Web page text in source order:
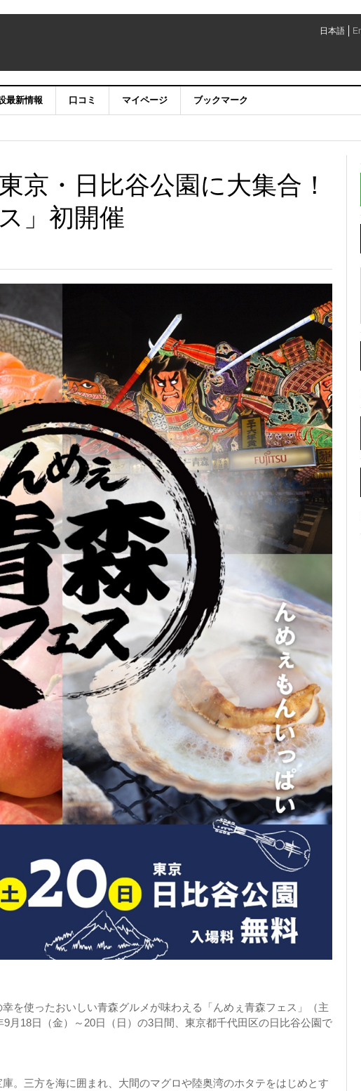
最新情報 口コミ マイページ ブックマーク
京・日比谷公園に大集合！
」初開催
を使ったおいしい青森グルメが味わえる「んめぇ青森フェス」（主
月18日（金）～20日（日）の3日間、東京都千代田区の日比谷公園で
。三方を海に囲まれ、大間のマグロや陸奥湾のホタテをはじめとす